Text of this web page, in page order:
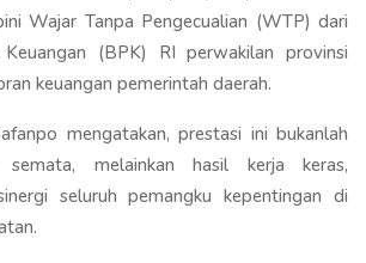
Wajar Tanpa Pengecualian (WTP) dari
(BPK) RI perwakilan provinsi
keuangan pemerintah daerah.
mengatakan, prestasi ini bukanlah
melainkan hasil kerja keras,
seluruh pemangku kepentingan di